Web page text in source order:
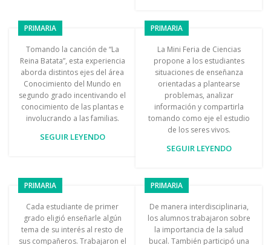
PRIMARIA
Tomando la canción de “La
Reina Batata”, esta experiencia
aborda distintos ejes del área
Conocimiento del Mundo en
segundo grado incentivando el
conocimiento de las plantas e
involucrando a las familias.
SEGUIR LEYENDO
PRIMARIA
La Mini Feria de Ciencias
propone a los estudiantes
situaciones de enseñanza
orientadas a plantearse
problemas, analizar
información y compartirla
tomando como eje el estudio
de los seres vivos.
SEGUIR LEYENDO
PRIMARIA
Cada estudiante de primer
grado eligió enseñarle algún
tema de su interés al resto de
sus compañeros. Trabajaron el
PRIMARIA
De manera interdisciplinaria,
los alumnos trabajaron sobre
la importancia de la salud
bucal. También participó una